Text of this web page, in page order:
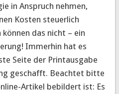
in Anspruch nehmen,
Kosten steuerlich
das nicht – ein
Immerhin hat es
Seite der Printausgabe
geschafft. Beachtet bitte
Artikel bebildert ist: Es